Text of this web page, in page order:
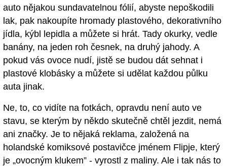
auto nějakou sundavatelnou fólií, abyste nepoškodili
lak, pak nakoupíte hromady plastového, dekorativního
jídla, kýbl lepidla a můžete si hrát. Tady okurky, vedle
banány, na jeden roh česnek, na druhý jahody. A
pokud vás ovoce nudí, jistě se budou dát sehnat i
plastové klobásky a můžete si udělat každou půlku
auta jinak.
Ne, to, co vidíte na fotkách, opravdu není auto ve
stavu, se kterým by někdo skutečně chtěl jezdit, nemá
ani značky. Je to nějaká reklama, založená na
holandské komiksové postavičce jménem Flipje, který
je „ovocným klukem” - vyrostl z maliny. Ale i tak nás to